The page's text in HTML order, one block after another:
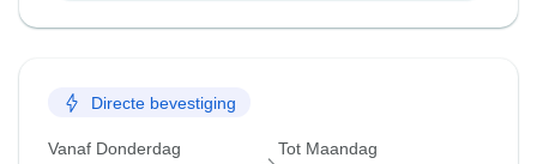
Directe bevestiging
Vanaf Donderdag Tot Maandag